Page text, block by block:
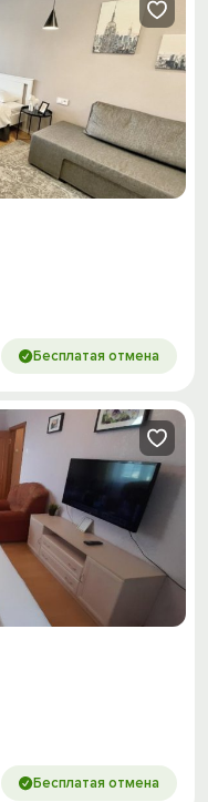
Бесплатая отмена
Бесплатая отмена